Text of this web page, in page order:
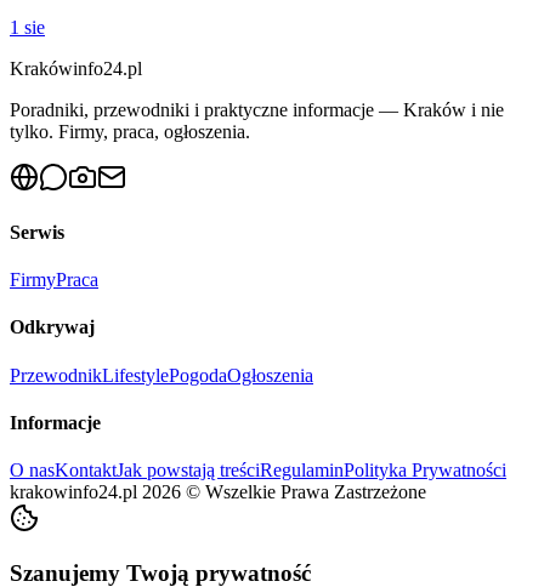
1 sie
Krakówinfo24.pl
Poradniki, przewodniki i praktyczne informacje — Kraków i nie
tylko. Firmy, praca, ogłoszenia.
Serwis
FirmyPraca
Odkrywaj
PrzewodnikLifestylePogodaOgłoszenia
Informacje
O nasKontaktJak powstają treściRegulaminPolityka Prywatności
krakowinfo24.pl 2026 © Wszelkie Prawa Zastrzeżone
Szanujemy Twoją prywatność